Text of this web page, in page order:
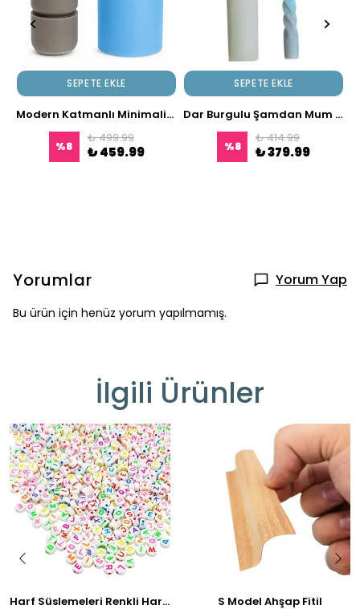
SEPETE EKLE
Modern Katmanlı Minimalist Silikon Mum Kalıbı
%8
₺ 499.99
₺ 459.99
SEPETE EKLE
Dar Burgulu Şamdan Mum Kalıbı
%8
₺ 414.99
₺ 379.99
Yorumlar Yorum Yap
Bu ürün için henüz yorum yapılmamış.
İlgili Ürünler
Harf Süslemeleri Renkli Harfler 100 Gr S Model Ahşap Fitil